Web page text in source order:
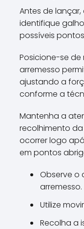
Antes de
identifique
possíveis
Posicione-se
arremesso
ajustando a
conforme a
Mantenha a
recolhimento
ocorrer logo
em pontos
Observe o
arremesso.
Utilize
Recolha a